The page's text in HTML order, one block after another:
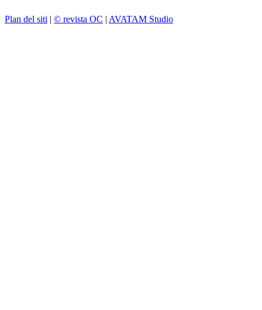
Plan del siti | © revista OC | AVATAM Studio